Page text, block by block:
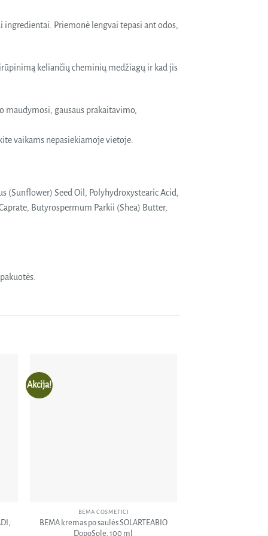
ingredientai. Priemonė lengvai tepasi ant odos,
keliančių cheminių medžiagų ir kad jis
maudymosi, gausaus prakaitavimo,
vaikams nepasiekiamoje vietoje.
(Sunflower) Seed Oil, Polyhydroxystearic Acid,
Butyrospermum Parkii (Shea) Butter,
Akcija!
BEMA COSMETICI
BEMA kremas po saulės SOLARTEABIO
DopoSole, 100 ml